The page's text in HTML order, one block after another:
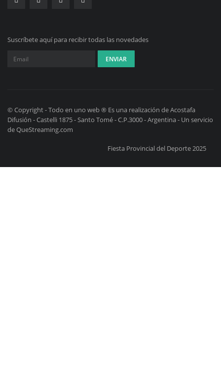
Suscríbete aquí para recibir todas las novedades
© Copyright - Todo en uno web ® Es una realización de Acostafa
Difusión - Castelli 1875 - Santo Tomé - C.P.3000 - Argentina - Un servicio
de QueStreaming.com
Fiesta Provincial del Deporte 2025